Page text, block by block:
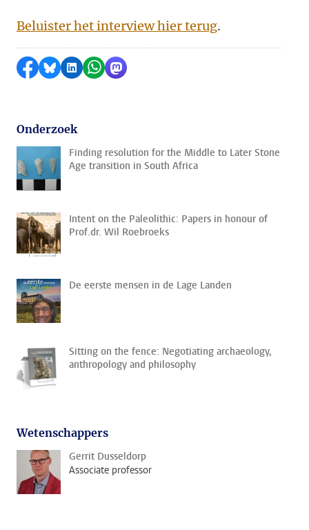
Beluister het interview hier terug.
Delen op Facebook
Delen via Bluesky
Delen op LinkedIn
Delen via WhatsApp
Delen via Mastodon
Onderzoek
Finding resolution for the Middle to Later Stone
Age transition in South Africa
Intent on the Paleolithic: Papers in honour of
Prof.dr. Wil Roebroeks
De eerste mensen in de Lage Landen
Sitting on the fence: Negotiating archaeology,
anthropology and philosophy
Wetenschappers
Gerrit Dusseldorp
Associate professor